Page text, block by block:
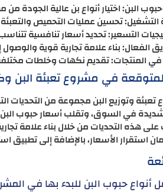
البن: اختيار أنواع بن عالية الجودة
تحسين عمليات التحميص
التسعير: تحديد أسعار تنافسية
الفعال: بناء علامة تجارية قوية
في المنتجات: تقديم نكهات وخلطات
في مشروع تعبئة البن
وتوزيع البن مجموعة من التحديات
في السوق، وتقلب أسعار حبوب
هذه التحديات من خلال بناء علامة
استقرار الأسعار، بالإضافة إلى تطبيق
حبوب البن للبدء بها في